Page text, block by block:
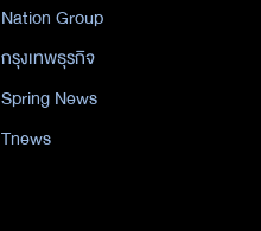
Nation Group
กรุงเทพธุรกิจ
Spring News
Tnews